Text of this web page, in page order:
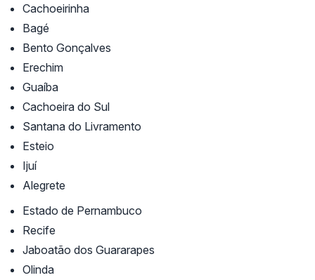
Cachoeirinha
Bagé
Bento Gonçalves
Erechim
Guaíba
Cachoeira do Sul
Santana do Livramento
Esteio
Ijuí
Alegrete
Estado de Pernambuco
Recife
Jaboatão dos Guararapes
Olinda